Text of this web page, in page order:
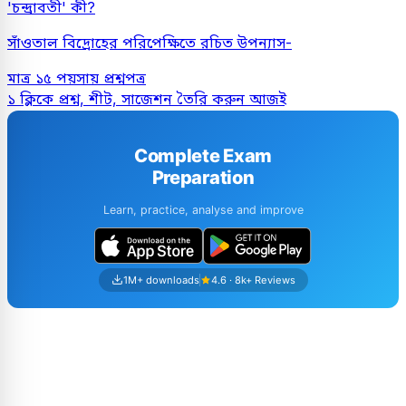
'চন্দ্রাবতী' কী?
সাঁওতাল বিদ্রোহের পরিপেক্ষিতে রচিত উপন্যাস-
মাত্র ১৫ পয়সায় প্রশ্নপত্র
১ ক্লিকে প্রশ্ন, শীট, সাজেশন তৈরি করুন আজই
Complete Exam
Preparation
Learn, practice, analyse and improve
1M+ downloads 4.6 · 8k+ Reviews